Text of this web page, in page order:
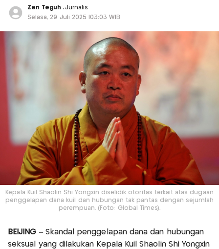
Zen Teguh,Jurnalis
Selasa, 29 Juli 2025 |03:03 WIB
Kepala Kuil Shaolin Shi Yongxin diselidik otoritas terkait atas dugaan
penggelapan dana kuil dan hubungan tak pantas dengan sejumlah
perempuan. (Foto: Global Times).
BEIJING – Skandal penggelapan dana dan hubungan
seksual yang dilakukan Kepala Kuil Shaolin Shi Yongxin